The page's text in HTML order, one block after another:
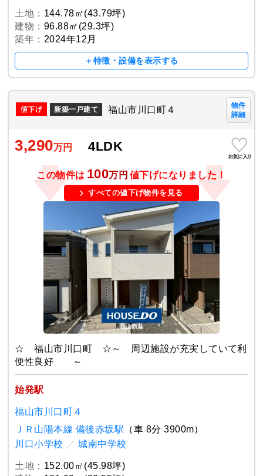
土地： 144.78㎡(43.79坪)
建物： 96.88㎡(29.3坪)
築年： 2024年12月
＋特徴・設備を表示する
新築一戸建て 福山市川口町４
物件
詳細
3,290万円 4LDK
この物件は 100万円 値下げになりました！
すべての値下げ物件を見る
☆ 福山市川口町 ☆～ 周辺施設が充実していて利
便性良好 ～
始発駅
福山市川口町４
ＪＲ山陽本線 備後赤坂駅 （車 8分 3900m）
川口小学校 ／ 城南中学校
土地： 152.00㎡(45.98坪)